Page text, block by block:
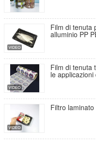
Film di tenuta
alluminio PP
Film di tenuta
le
Filtro